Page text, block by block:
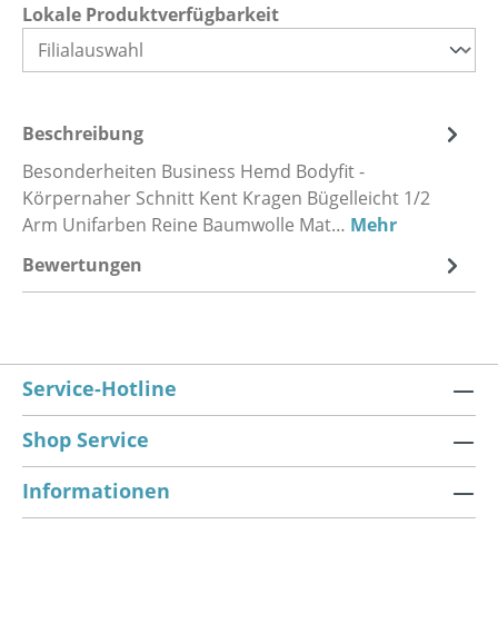
Lokale Produktverfügbarkeit
Beschreibung
Besonderheiten Business Hemd Bodyfit -
Körpernaher Schnitt Kent Kragen Bügelleicht 1/2
Arm Unifarben Reine Baumwolle Mat… Mehr
Bewertungen
Service-Hotline
Shop Service
Informationen